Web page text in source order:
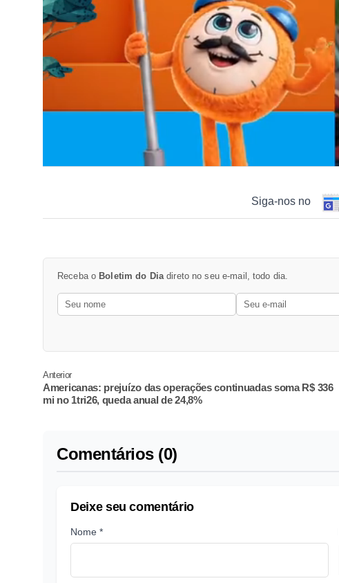
Siga-nos no
Receba o Boletim do Diadireto no seu e-mail, todo dia.
Anterior
Americanas: prejuízo das operações continuadas soma R$ 336
mi no 1tri26, queda anual de 24,8%
Comentários (0)
Deixe seu comentário
Nome *